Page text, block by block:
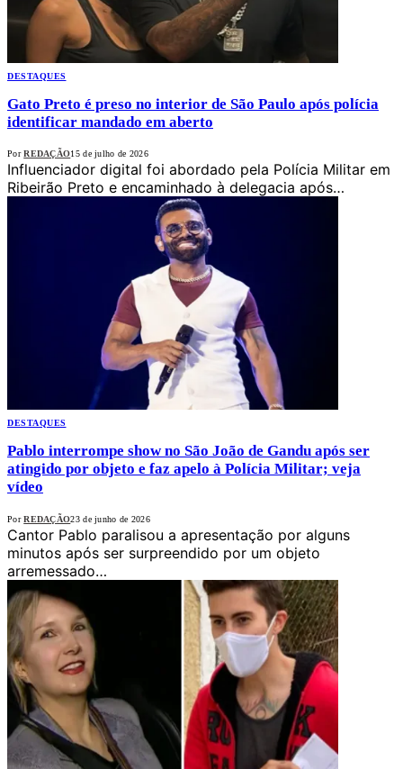
DESTAQUES
Gato Preto é preso no interior de São Paulo após polícia
identificar mandado em aberto
Por REDAÇÃO15 de julho de 2026
Influenciador digital foi abordado pela Polícia Militar em
Ribeirão Preto e encaminhado à delegacia após…
DESTAQUES
Pablo interrompe show no São João de Gandu após ser
atingido por objeto e faz apelo à Polícia Militar; veja
vídeo
Por REDAÇÃO23 de junho de 2026
Cantor Pablo paralisou a apresentação por alguns
minutos após ser surpreendido por um objeto
arremessado…